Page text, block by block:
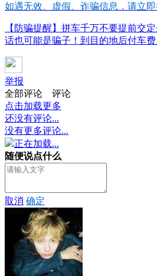
如遇无效、虚假、诈骗信息，请立
【防骗提醒】拼车千万不要提前交
话也可能是骗子！到目的地后付车费
举报
全部评论
评论
点击加载更多
还没有评论...
没有更多评论...
正在加载...
随便说点什么
取消 确定